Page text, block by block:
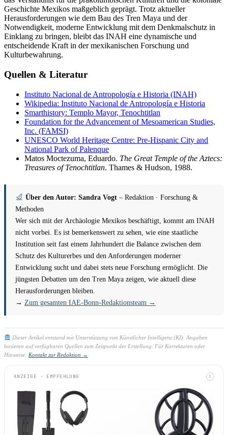
Geschichte Mexikos maßgeblich geprägt. Trotz aktueller
Herausforderungen wie dem Bau des Tren Maya und der
Notwendigkeit, moderne Entwicklung mit dem Denkmalschutz in
Einklang zu bringen, bleibt das INAH eine dynamische und
entscheidende Kraft in der mexikanischen Forschung und
Kulturbewahrung.
Quellen & Literatur
Instituto Nacional de Antropología e Historia (INAH)
Wikipedia: Instituto Nacional de Antropología e Historia
Smarthistory: Templo Mayor, Tenochtitlan
Foundation for the Advancement of Mesoamerican Studies,
Inc. (FAMSI)
UNESCO World Heritage Centre: Pre-Hispanic City and
National Park of Palenque
Matos Moctezuma, Eduardo. The Great Temple of the Aztecs:
Treasures of Tenochtitlan. Thames & Hudson, 1988.
Über den Autor: Sandra Vogt– Redaktion · Forschung &
Methoden
Wer sich mit der Archäologie Mexikos beschäftigt, kommt am INAH
nicht vorbei. Es ist bemerkenswert zu sehen, wie eine staatliche
Institution seit fast einem Jahrhundert die Balance zwischen dem
Schutz des Kulturerbes und den Anforderungen moderner
Entwicklung sucht und dabei stets neue Forschung ermöglicht. Die
jüngsten Debatten um den Tren Maya zeigen, wie aktuell diese
Herausforderungen bleiben.
→ Zum gesamten IAE-Bonn-Redaktionsteam →
Dieser Artikel entstand mit Unterstützung von Künstlicher Intelligenz (KI). Angaben
basieren auf verfügbaren Quellen zum Zeitpunkt der Erstellung. Für Korrekturen oder
Hinweise: Kontakt zur Redaktion →
ANZEIGE · EMPFEHLUNG I